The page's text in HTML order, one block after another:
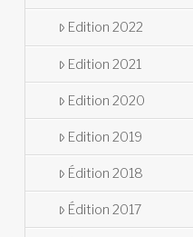
Edition 2022
Edition 2021
Edition 2020
Edition 2019
Édition 2018
Édition 2017